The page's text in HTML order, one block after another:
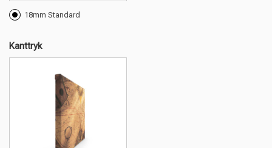
18mm Standard
Kanttryk